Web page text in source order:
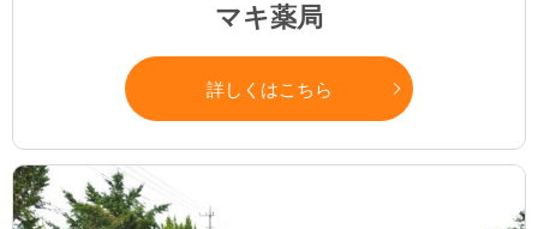
マキ薬局
詳しくはこちら